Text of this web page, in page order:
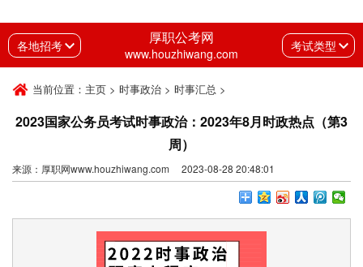
各地招考 厚职公考网
www.houzhiwang.com 考试类型
当前位置： 主页 > 时事政治 > 时事汇总 >
2023国家公务员考试时事政治：2023年8月时政热点（第3
周）
来源：厚职网www.houzhiwang.com 2023-08-28 20:48:01